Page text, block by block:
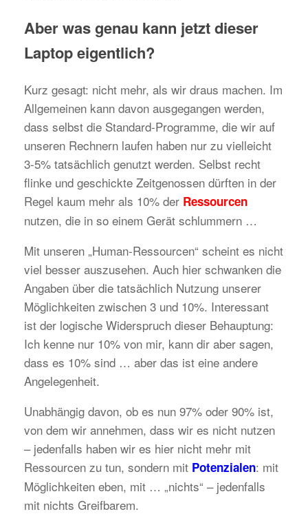
Aber was genau kann jetzt dieser
Laptop eigentlich?
Kurz gesagt: nicht mehr, als wir draus machen. Im
Allgemeinen kann davon ausgegangen werden,
dass selbst die Standard-Programme, die wir auf
unseren Rechnern laufen haben nur zu vielleicht
3-5% tatsächlich genutzt werden. Selbst recht
flinke und geschickte Zeitgenossen dürften in der
Regel kaum mehr als 10% der Ressourcen
nutzen, die in so einem Gerät schlummern …
Mit unseren „Human-Ressourcen“ scheint es nicht
viel besser auszusehen. Auch hier schwanken die
Angaben über die tatsächlich Nutzung unserer
Möglichkeiten zwischen 3 und 10%. Interessant
ist der logische Widerspruch dieser Behauptung:
Ich kenne nur 10% von mir, kann dir aber sagen,
dass es 10% sind … aber das ist eine andere
Angelegenheit.
Unabhängig davon, ob es nun 97% oder 90% ist,
von dem wir annehmen, dass wir es nicht nutzen
– jedenfalls haben wir es hier nicht mehr mit
Ressourcen zu tun, sondern mit Potenzialen: mit
Möglichkeiten eben, mit … „nichts“ – jedenfalls
mit nichts Greifbarem.